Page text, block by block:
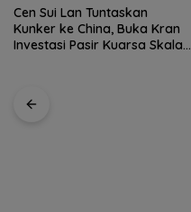
Cen Sui Lan Tuntaskan
Kunker ke China, Buka Kran
Investasi Pasir Kuarsa Skala